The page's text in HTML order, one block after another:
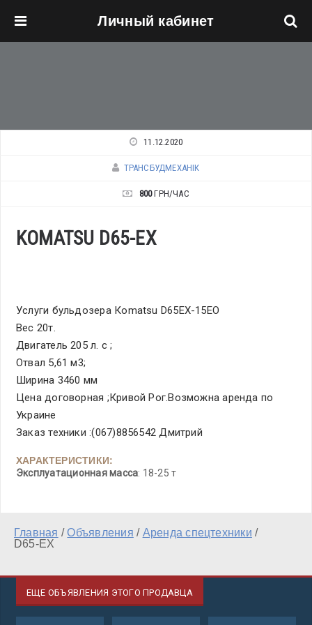
Личный кабинет
11.12.2020
ТРАНСБУДМЕХАНІК
800 ГРН/ЧАС
KOMATSU D65-EX
Услуги бульдозера Кomatsu D65EX-15EO
Вес 20т.
Двигатель 205 л. с ;
Отвал 5,61 м3;
Ширина 3460 мм
Цена договорная ;Кривой Рог.Возможна аренда по
Украине
Заказ техники :(067)8856542 Дмитрий
ХАРАКТЕРИСТИКИ:
Эксплуатационная масса: 18-25 т
Главная / Объявления / Аренда спецтехники /
D65-EX
ЕЩЕ ОБЪЯВЛЕНИЯ ЭТОГО ПРОДАВЦА